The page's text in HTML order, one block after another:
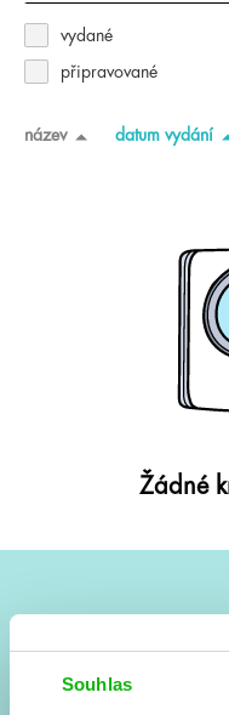
Souhlas
vydané
připravované
název datum vydání
Žádné
Vše kolem